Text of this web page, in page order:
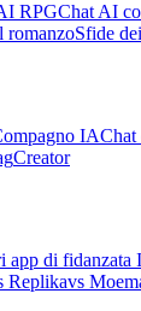
RPGChat AI
romanzoSfide
IA
Creator
app di fidanzata
Replikavs